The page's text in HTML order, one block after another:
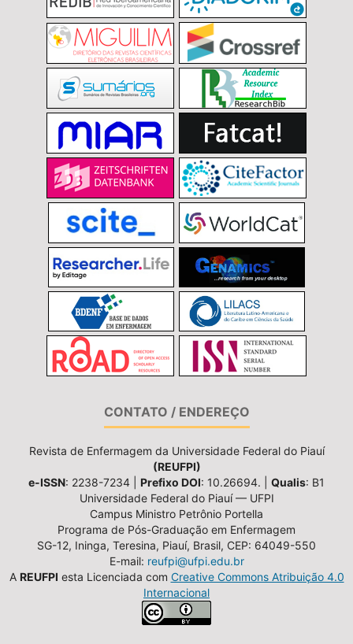
CONTATO / ENDEREÇO
Revista de Enfermagem da Universidade Federal do Piauí
(REUFPI)
e-ISSN: 2238-7234 | Prefixo DOI: 10.26694. | Qualis: B1
Universidade Federal do Piauí — UFPI
Campus Ministro Petrônio Portella
Programa de Pós-Graduação em Enfermagem
SG-12, Ininga, Teresina, Piauí, Brasil, CEP: 64049-550
E-mail: reufpi@ufpi.edu.br
A REUFPI esta Licenciada com Creative Commons Atribuição 4.0
Internacional